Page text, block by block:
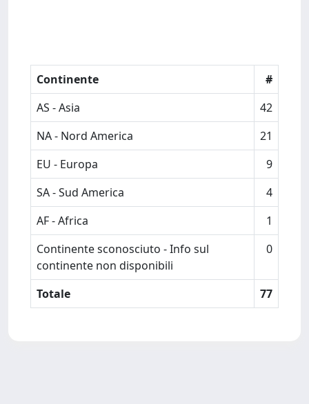
Continente
#
AS - Asia
42
NA - Nord America
21
EU - Europa
9
SA - Sud America
4
AF - Africa
1
Continente sconosciuto - Info sul
continente non disponibili
0
Totale 77